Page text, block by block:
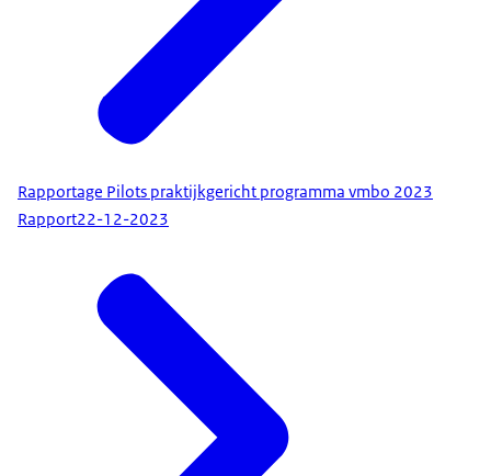
Rapportage Pilots praktijkgericht programma vmbo 2023
Rapport22-12-2023